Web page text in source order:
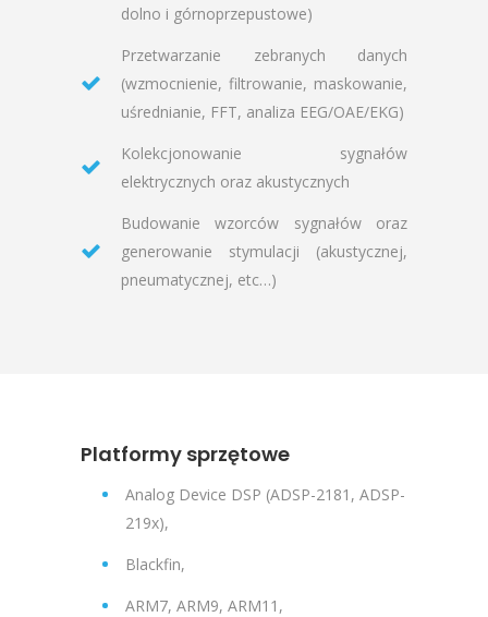
dolno i górnoprzepustowe)
Przetwarzanie zebranych danych
(wzmocnienie, filtrowanie, maskowanie,
uśrednianie, FFT, analiza EEG/OAE/EKG)
Kolekcjonowanie sygnałów
elektrycznych oraz akustycznych
Budowanie wzorców sygnałów oraz
generowanie stymulacji (akustycznej,
pneumatycznej, etc…)
Platformy sprzętowe
Analog Device DSP (ADSP-2181, ADSP-
219x),
Blackfin,
ARM7, ARM9, ARM11,